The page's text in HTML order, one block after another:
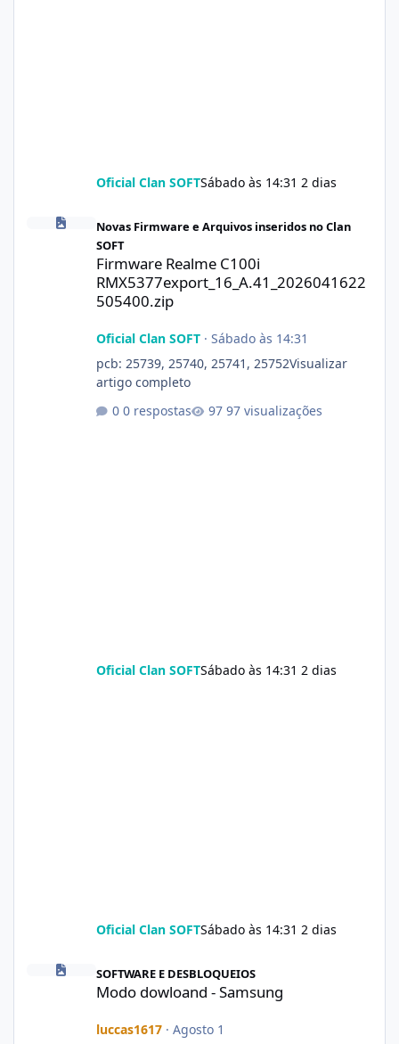
Oficial Clan SOFTSábado às 14:31 2 dias
Firmware Realme C100i
Novas Firmware e Arquivos inseridos no Clan
SOFT
Firmware Realme C100i
RMX5377export_16_A.41_2026041622
505400.zip
Oficial Clan SOFT· Sábado às 14:31
pcb: 25739, 25740, 25741, 25752Visualizar
artigo completo
0 respostas
97 visualizações
Oficial Clan SOFTSábado às 14:31 2 dias
Oficial Clan SOFTSábado às 14:31 2 dias
SOFTWARE E DESBLOQUEIOS
Modo dowloand - Samsung
luccas1617· Agosto 1